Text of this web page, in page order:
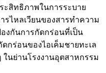
ะสิทธิภาพในการระบาย
ไหลเวียนของสารทําความ
งกันการกัดกร่อนที่เป็น
กร่อนของไอเค็มชายทะเล
นย่านโรงงานอุตสาหกรรม